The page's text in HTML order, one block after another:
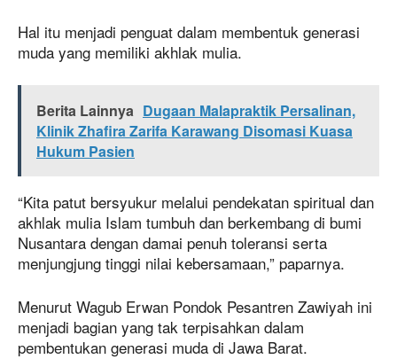
Hal itu menjadi penguat dalam membentuk generasi
muda yang memiliki akhlak mulia.
Berita Lainnya Dugaan Malapraktik Persalinan,
Klinik Zhafira Zarifa Karawang Disomasi Kuasa
Hukum Pasien
“Kita patut bersyukur melalui pendekatan spiritual dan
akhlak mulia Islam tumbuh dan berkembang di bumi
Nusantara dengan damai penuh toleransi serta
menjungjung tinggi nilai kebersamaan,” paparnya.
Menurut Wagub Erwan Pondok Pesantren Zawiyah ini
menjadi bagian yang tak terpisahkan dalam
pembentukan generasi muda di Jawa Barat.